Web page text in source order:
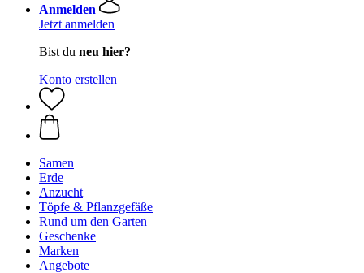
Anmelden
Jetzt anmelden
Bist du neu hier?
Konto erstellen
Samen
Erde
Anzucht
Töpfe & Pflanzgefäße
Rund um den Garten
Geschenke
Marken
Angebote